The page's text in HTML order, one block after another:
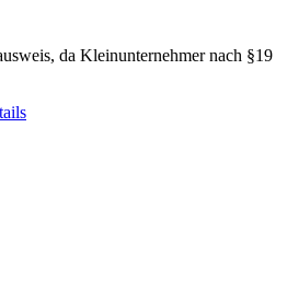
da Kleinunternehmer nach §19